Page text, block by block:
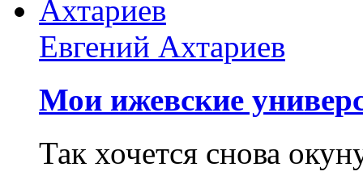
Евгений Ахтариев
Мои ижевские
Так хочется снова